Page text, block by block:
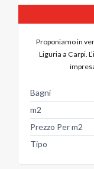
Proponiamo in
Liguria a Carpi.
Bagni
m2
Prezzo Per m2
Tipo